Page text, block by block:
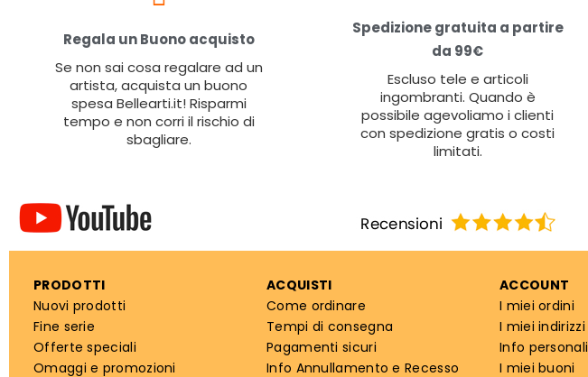
Regala un Buono acquisto
Se non sai cosa regalare ad un
artista, acquista un buono
spesa Bellearti.it! Risparmi
tempo e non corri il rischio di
sbagliare.
Spedizione gratuita a partire
da 99€
Escluso tele e articoli
ingombranti. Quando è
possibile agevoliamo i clienti
con spedizione gratis o costi
limitati.
PRODOTTI
Nuovi prodotti
Fine serie
Offerte speciali
Omaggi e promozioni
ACQUISTI
Come ordinare
Tempi di consegna
Pagamenti sicuri
Info Annullamento e Recesso
ACCOUNT
I miei ordini
I miei indirizzi
Info personali
I miei buoni